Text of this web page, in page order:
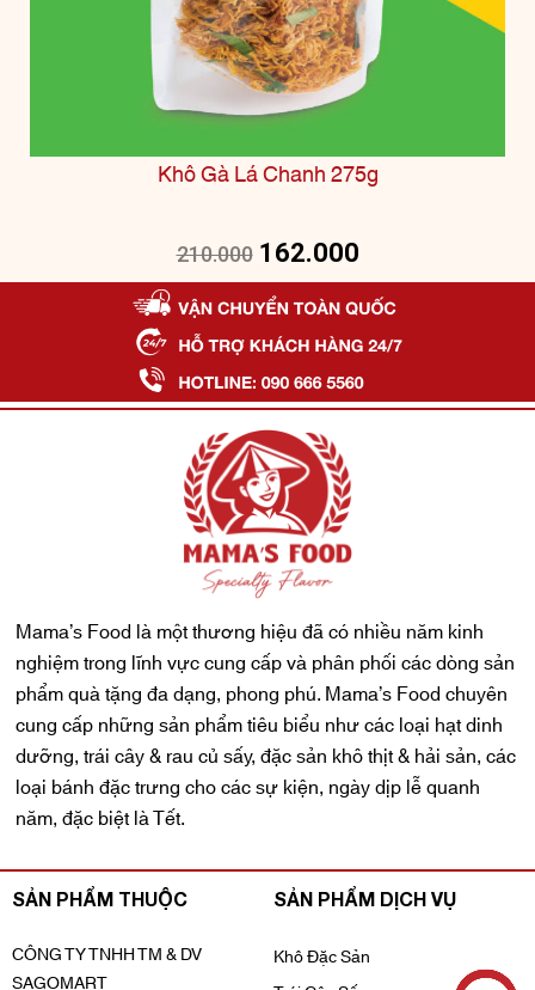
Khô Gà Lá Chanh 275g
210.000 162.000
Mama’s Food là một thương hiệu đã có nhiều năm kinh
nghiệm trong lĩnh vực cung cấp và phân phối các dòng sản
phẩm quà tặng đa dạng, phong phú. Mama’s Food chuyên
cung cấp những sản phẩm tiêu biểu như các loại hạt dinh
dưỡng, trái cây & rau củ sấy, đặc sản khô thịt & hải sản, các
loại bánh đặc trưng cho các sự kiện, ngày dịp lễ quanh
năm, đặc biệt là Tết.
SẢN PHẨM THUỘC
CÔNG TY TNHH TM & DV
SẢN PHẨM DỊCH VỤ
Khô Đặc Sản